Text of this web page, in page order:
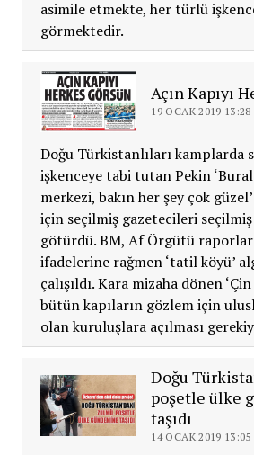
asimile etmekte, her türlü
görmektedir.
Açın Kapıyı
19 OCAK 2019 13:28
Doğu Türkistanlıları kamplarda
işkenceye tabi tutan Pekin
merkezi, bakın her şey çok
için seçilmiş gazetecileri
götürdü. BM, Af Örgütü
ifadelerine rağmen ‘tatil köyü’
çalışıldı. Kara mizaha dönen
bütün kapıların gözlem için
olan kuruluşlara açılması
Doğu
poşetle ülke
taşıdı
14 OCAK 2019 13:05